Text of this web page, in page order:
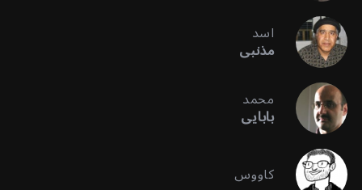
اسد
مذنبی
محمد
بابایی
کاووس